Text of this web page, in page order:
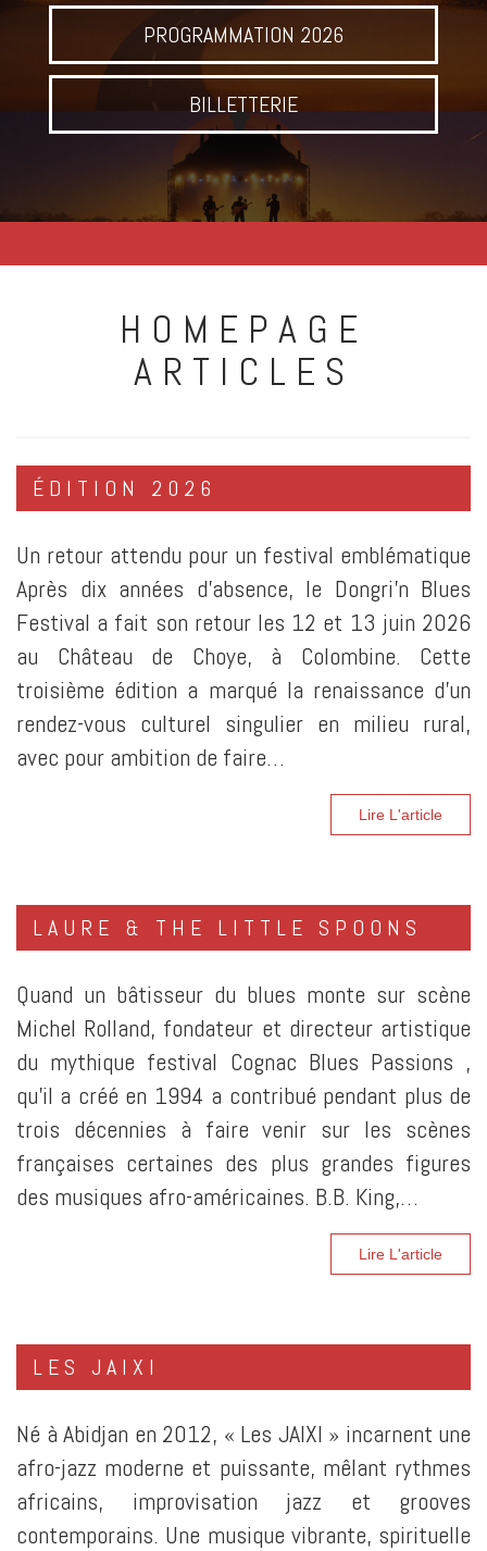
PROGRAMMATION 2026
BILLETTERIE
HOMEPAGE
ARTICLES
ÉDITION 2026
Un retour attendu pour un festival emblématique
Après dix années d’absence, le Dongri’n Blues
Festival a fait son retour les 12 et 13 juin 2026
au Château de Choye, à Colombine. Cette
troisième édition a marqué la renaissance d’un
rendez-vous culturel singulier en milieu rural,
avec pour ambition de faire…
Lire L'article
LAURE & THE LITTLE SPOONS
Quand un bâtisseur du blues monte sur scène
Michel Rolland, fondateur et directeur artistique
du mythique festival Cognac Blues Passions ,
qu’il a créé en 1994 a contribué pendant plus de
trois décennies à faire venir sur les scènes
françaises certaines des plus grandes figures
des musiques afro-américaines. B.B. King,…
Lire L'article
LES JAIXI
Né à Abidjan en 2012, « Les JAIXI » incarnent une
afro-jazz moderne et puissante, mêlant rythmes
africains, improvisation jazz et grooves
contemporains. Une musique vibrante, spirituelle